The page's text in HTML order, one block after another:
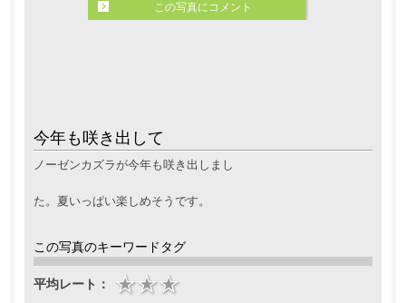
今年も咲き出して
ノーゼンカズラが今年も咲き出しまし
た。夏いっぱい楽しめそうです。
この写真のキーワードタグ
平均レート：
この写真にコメント